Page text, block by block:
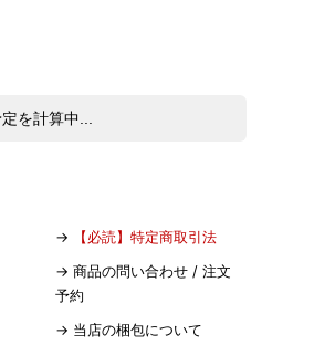
を計算中...
→ 【必読】特定商取引法
→ 商品の問い合わせ / 注文
予約
→ 当店の梱包について